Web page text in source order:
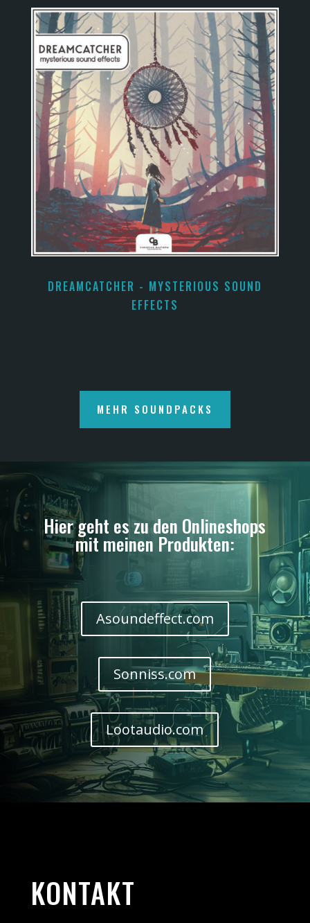
DREAMCATCHER - MYSTERIOUS SOUND
EFFECTS
MEHR SOUNDPACKS
Hier geht es zu den Onlineshops
mit meinen Produkten:
Asoundeffect.com
Sonniss.com
Lootaudio.com
KONTAKT